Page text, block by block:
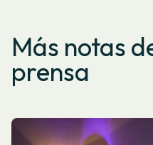
Más notas
prensa